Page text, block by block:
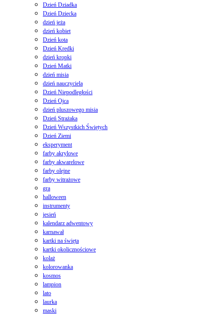
Dzień Dziadka
Dzień Dziecka
dzień jeża
dzień kobiet
Dzień kota
Dzień Kredki
dzień kropki
Dzień Matki
dzień misia
dzień nauczyciela
Dzień Niepodległości
Dzień Ojca
dzień pluszowego misia
Dzień Strażaka
Dzień Wszystkich Świętych
Dzień Ziemi
eksperyment
farby akrylowe
farby akwarelowe
farby olejne
farby witrażowe
gra
halloween
instrumenty
jesień
kalendarz adwentowy
karnawał
kartki na święta
kartki okolicznościowe
kolaż
kolorowanka
kosmos
lampion
lato
laurka
maski